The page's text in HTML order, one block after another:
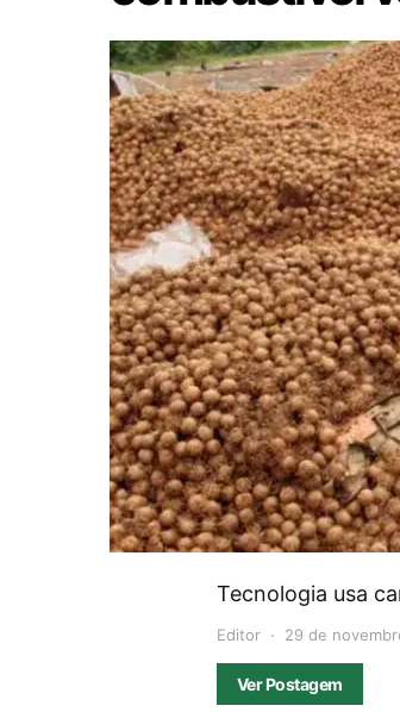
Tecnologia usa
Editor 29 de
Ver Postagem